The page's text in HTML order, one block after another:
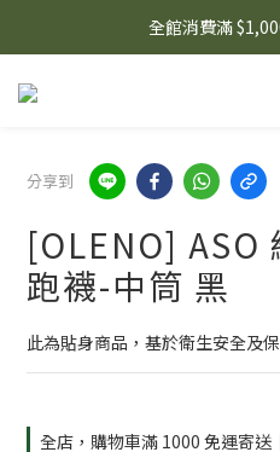
🌟 想知道現在有什麼優惠
全館消費滿
🌟 想知道現在有什麼優惠
分享到
[OLENO] ASO
跑襪-中筒 黑
此為貼身商品，基於衛生安全及
全店，購物車滿 1000 免運寄送